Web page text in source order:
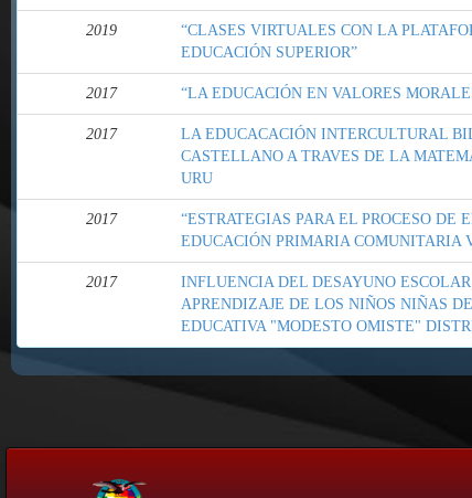
2019
“CLASES VIRTUALES CON LA
EDUCACIÓN SUPERIOR”
2017 “LA EDUCACIÓN EN VALORES
2017
LA EDUCACACIÓN INTERCULTURAL
CASTELLANO A TRAVES DE LA
URU
2017
“ESTRATEGIAS PARA EL PROCESO DE
EDUCACIÓN PRIMARIA COMUNITARIA
2017
INFLUENCIA DEL DESAYUNO
APRENDIZAJE DE LOS NIÑOS NIÑAS
EDUCATIVA "MODESTO OMISTE"